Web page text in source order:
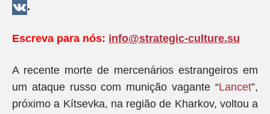
.
Escreva para nós: info@strategic-culture.su
A recente morte de mercenários estrangeiros em
um ataque russo com munição vagante “Lancet”,
próximo a Kítsevka, na região de Kharkov, voltou a